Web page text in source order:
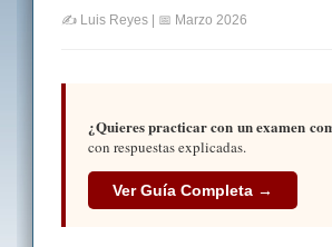
✍️ Luis Reyes | 📅 Marzo 2026
¿Quieres practicar con un examen
con respuestas explicadas.
Ver Guía Completa →